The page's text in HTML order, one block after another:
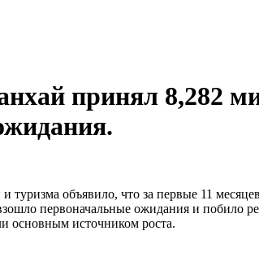
принял 8,282
туризма объявило, что за первые 11
первоначальные ожидания и побило
основным источником роста.